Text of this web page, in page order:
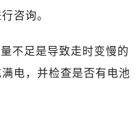
咨询。
不足是导致走时变慢的
电，并检查是否有电池